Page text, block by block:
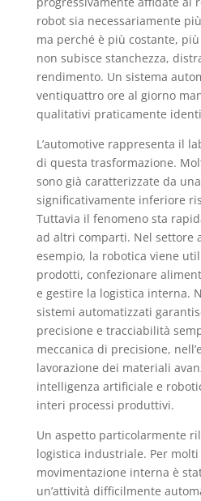
robot sia necessariamente
ma perché è più costante,
non subisce stanchezza,
rendimento. Un sistema
ventiquattro ore al giorno
qualitativi praticamente
L’automotive rappresenta il
di questa trasformazione.
sono già caratterizzate da
significativamente inferiore
Tuttavia il fenomeno sta
ad altri comparti. Nel settore
esempio, la robotica viene
prodotti, confezionare
e gestire la logistica interna.
sistemi automatizzati
precisione e tracciabilità
meccanica di precisione,
lavorazione dei materiali
intelligenza artificiale e
interi processi produttivi.
Un aspetto particolarmente
logistica industriale. Per
movimentazione interna è
un’attività difficilmente